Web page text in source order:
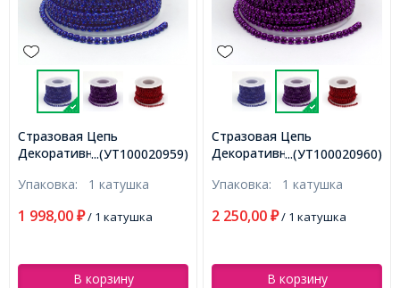
...(УТ100020959)
Стразовая Цепь
Декоративная, Стойкое
около 9м/катушка,
Упаковка: 1 катушка
1 998,00 ₽/ 1 катушка
В корзину
...(УТ100020960)
Стразовая Цепь
Декоративная, Стойкое
около 9м/катушка,
Упаковка: 1 катушка
2 250,00 ₽/ 1 катушка
В корзину